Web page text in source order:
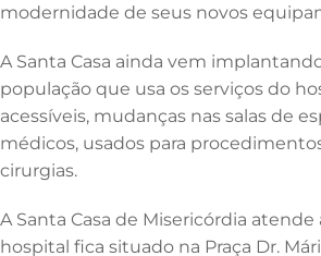
modernidade de seus novos
A Santa Casa ainda vem
população que usa os serviços do
acessíveis, mudanças nas salas de
médicos, usados para
cirurgias.
A Santa Casa de Misericórdia
hospital fica situado na Praça Dr.